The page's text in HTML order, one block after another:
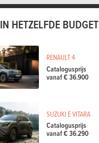
IN HETZELFDE BUDGET
RENAULT 4
Catalogusprijs
vanaf € 36.900
SUZUKI E VITARA
Catalogusprijs
vanaf € 36.290